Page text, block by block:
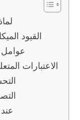
القيود
عوامل
الاعتبارات